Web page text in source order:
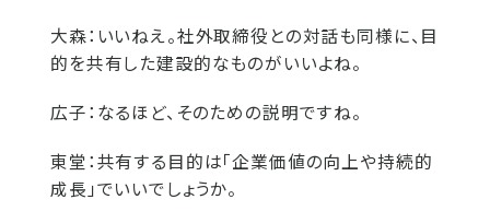
大森： いいねえ。社外取締役との対話も同様に、目
的を共有した建設的なものがいいよね。
広子： なるほど、そのための説明ですね。
東堂：共有する目的は「企業価値の向上や持続的
成長」でいいでしょうか。